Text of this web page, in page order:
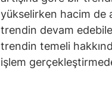
yükselirken hacim de
trendin devam
trendin temeli
işlem